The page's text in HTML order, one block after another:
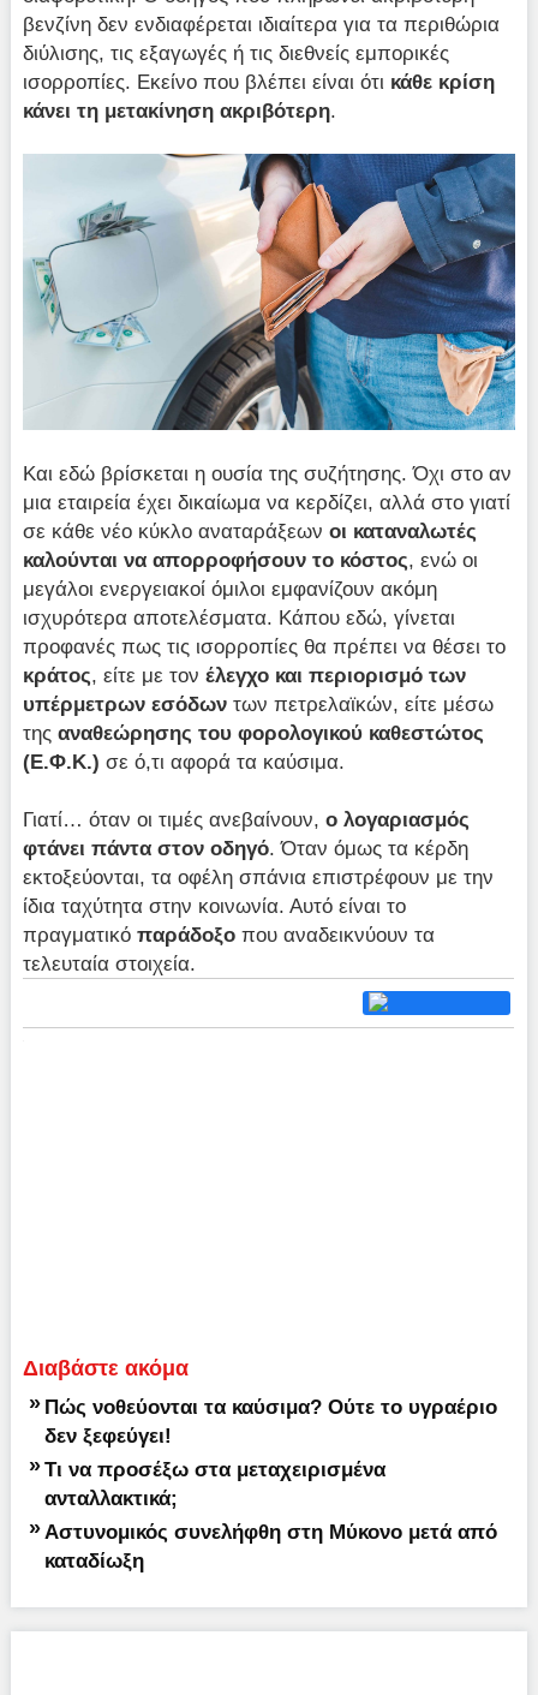
βενζίνη δεν ενδιαφέρεται ιδιαίτερα για τα περιθώρια
διύλισης, τις εξαγωγές ή τις διεθνείς εμπορικές
ισορροπίες. Εκείνο που βλέπει είναι ότι κάθε κρίση
κάνει τη μετακίνηση ακριβότερη.
Και εδώ βρίσκεται η ουσία της συζήτησης. Όχι στο αν
μια εταιρεία έχει δικαίωμα να κερδίζει, αλλά στο γιατί
σε κάθε νέο κύκλο αναταράξεωνοι καταναλωτές
καλούνται να απορροφήσουν το κόστος, ενώ οι
μεγάλοι ενεργειακοί όμιλοι εμφανίζουν ακόμη
ισχυρότερα αποτελέσματα. Κάπου εδώ, γίνεται
προφανές πως τις ισορροπίες θα πρέπει να θέσει το
κράτος, είτε με τονέλεγχο και περιορισμό των
υπέρμετρων εσόδων των πετρελαϊκών, είτε μέσω
τηςαναθεώρησης του φορολογικού καθεστώτος
(Ε.Φ.Κ.) σε ό,τι αφορά τα καύσιμα.
Γιατί… όταν οι τιμές ανεβαίνουν,ο λογαριασμός
φτάνει πάντα στον οδηγό. Όταν όμως τα κέρδη
εκτοξεύονται, τα οφέλη σπάνια επιστρέφουν με την
ίδια ταχύτητα στην κοινωνία. Αυτό είναι το
πραγματικόπαράδοξο που αναδεικνύουν τα
τελευταία στοιχεία.
Διαβάστε ακόμα
» Πώς νοθεύονται τα καύσιμα? Ούτε το υγραέριο
δεν ξεφεύγει!
» Τι να προσέξω στα μεταχειρισμένα
ανταλλακτικά;
» Αστυνομικός συνελήφθη στη Μύκονο μετά από
καταδίωξη